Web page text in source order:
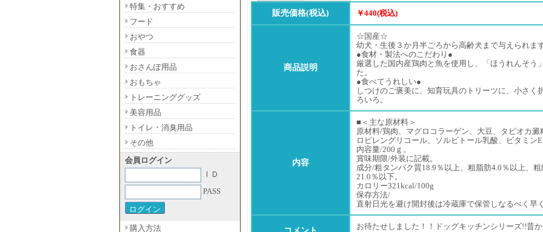
販売価格(税込) ￥440(税込)
商品説明
☆国産☆
幼犬・生後３か月半ごろから高齢犬まで与えられま
●食材・製法へのこだわり●
厳選した国内産鶏肉と魚を使用し、「ほうれんそう
た。
●食べてうれしい●
しつけのご褒美に、知育玩具のトリーツに、小さ
ろいろ。
内容
■＜主な原材料＞
原材料/鶏肉、マグロコラーゲン、大豆、タピオカ
ロピレングリコール、ソルビトール乳酸、ビタミン
内容量/200ｇ。
賞味期限/外装に記載。
成分/粗タンパク質18.9％以上、粗脂肪4.0％以上、
21.0％以下。
カロリー321kcal/100g
保存方法/
直射日光を避け開封後は冷蔵庫で保管しなるべく早
お待たせしました！！ドッグキッチンシリーズ!!昔
特集・おすすめ
フード
おやつ
食器
おさんぽ用品
おもちゃ
トレーニンググッズ
美容用品
トイレ・消臭用品
その他
会員ログイン
ＩＤ
PASS
購入方法